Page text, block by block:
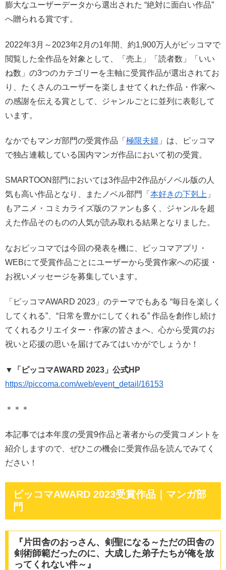
膨大なユーザーデータから選出された “絶対に面白い作品”
へ贈られる賞です。
2022年3月～2023年2月の1年間、約1,900万人がピッコマで
閲覧した全作品を対象として、「売上」「読者数」「いい
ね数」の3つのカテゴリーを主軸に受賞作品が選出されてお
り、たくさんのユーザーを楽しませてくれた作品・作家へ
の感謝を伝える賞として、ジャンルごとに並列に表彰して
います。
なかでもマンガ部門の受賞作品「 極限夫婦 」は、ピッコマ
で独占連載している国内マンガ作品において初の受賞。
SMARTOON部門においては3作品中2作品がノベル版の人
気も高い作品となり、またノベル部門「 本好きの下剋上 」
もアニメ・コミカライズ版のファンも多く、ジャンルを超
えた作品そのものの人気が読み取れる結果となりました。
なおピッコマでは今回の発表を機に、ピッコマアプリ・
WEBにて受賞作品ごとにユーザーから受賞作家への応援・
お祝いメッセージを募集しています。
「ピッコマAWARD 2023」のテーマでもある “毎日を楽しく
してくれる”、“日常を豊かにしてくれる” 作品を創作し続け
てくれるクリエイター・作家の皆さまへ、心から受賞のお
祝いと応援の思いを届けてみてはいかがでしょうか！
▼「ピッコマAWARD 2023」公式HP
https://piccoma.com/web/event_detail/16153
＊＊＊
本記事では本年度の受賞9作品と著者からの受賞コメントを
紹介しますので、ぜひこの機会に受賞作品を読んでみてく
ださい！
ピッコマAWARD 2023受賞作品｜マンガ部
門
『片田舎のおっさん、剣聖になる～ただの田舎の
剣術師範だったのに、大成した弟子たちが俺を放
ってくれない件～』